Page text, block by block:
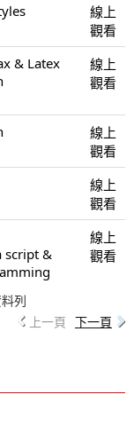
線上
觀看
& Latex
線上
觀看
線上
觀看
線上
觀看
script &
線上
觀看
列
上一頁 下一頁